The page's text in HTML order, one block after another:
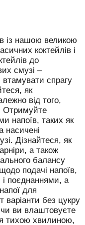
із нашою великою
коктейлів і
до
смузі –
втамувати спрагу
як
від того,
Отримуйте
напоїв, таких як
насичені
Дізнайтеся, як
а також
балансу
подачі напоїв,
і поєднаннями, а
для
варіанти без цукру
ви влаштовуєте
тихою хвилиною,